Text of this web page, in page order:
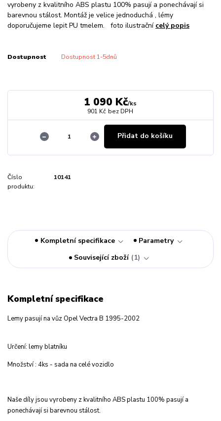
vyrobeny z kvalitního ABS plastu 100% pasují a ponechávají si
barevnou stálost. Montáž je velice jednoduchá , lémy
doporučujeme lepit PU tmelem. foto ilustrační celý popis
Dostupnost Dostupnost 1-5dnů
1 090 Kč/ks
901 Kč bez DPH
Přidat do košíku
Číslo
produktu:
10141
Kompletní specifikace
Parametry
Související zboží
1
Kompletní specifikace
Lemy pasují na vůz Opel Vectra B 1995-2002
Určení: lemy blatníku
Množství : 4ks - sada na celé vozidlo
Naše díly jsou vyrobeny z kvalitního ABS plastu 100% pasují a
ponechávají si barevnou stálost.